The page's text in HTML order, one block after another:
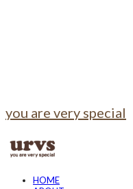
you are very special
HOME